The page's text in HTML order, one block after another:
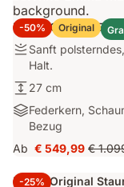
-50% Original
Emma Original
Sanft
polsterndes,
umhüllendes
Gefühl
mit
ausgewogenem
Halt.
Sanft
Halt.
27
cm
27 cm
Federkern,
Schaum
&
Emma
AirGrid®
Federkern,
Bezug
Ab
Preis
€ 549,99
€ 549,99 €
-25%
Emma Original